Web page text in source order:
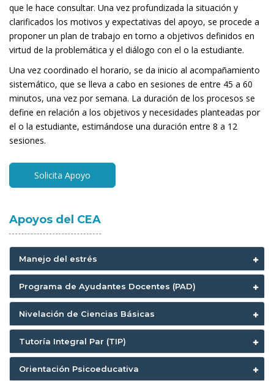
que le hace consultar. Una vez profundizada la situación y
clarificados los motivos y expectativas del apoyo, se procede a
proponer un plan de trabajo en torno a objetivos definidos en
virtud de la problemática y el diálogo con el o la estudiante.
Una vez coordinado el horario, se da inicio al acompañamiento
sistemático, que se lleva a cabo en sesiones de entre 45 a 60
minutos, una vez por semana. La duración de los procesos se
define en relación a los objetivos y necesidades planteadas por
el o la estudiante, estimándose una duración entre 8 a 12
sesiones.
Solicita Apoyo
Apoyos del CEA
Manejo del estrés
Programa de Ayudantes Docentes (PAD)
Nivelación de Ciencias Básicas
Tutoría Integral Par (TIP)
Orientación Psicoeducativa